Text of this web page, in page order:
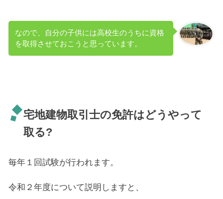
なので、自分の子供には高校生のうちに資格
を取得させておこうと思っています。
宅地建物取引士の免許はどうやって
取る?
毎年１回試験が行われます。
令和２年度について説明しますと、